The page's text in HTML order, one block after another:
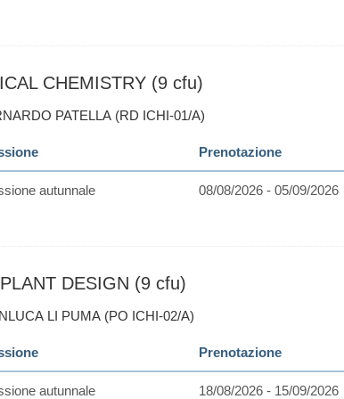
CHEMISTRY (9 cfu)
PATELLA (RD ICHI-01/A)
Prenotazione
autunnale 08/08/2026 - 05/09/2026
DESIGN (9 cfu)
LI PUMA (PO ICHI-02/A)
Prenotazione
autunnale 18/08/2026 - 15/09/2026